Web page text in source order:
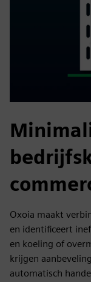
Oxoia maakt
en identificeert
en koeling of
krijgen
automatisch